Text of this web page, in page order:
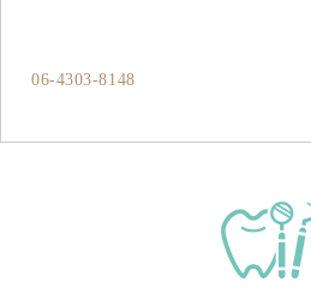
06-4303-8148